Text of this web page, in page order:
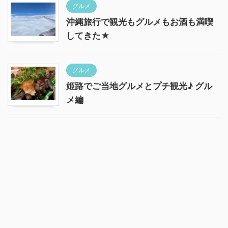
グルメ
沖縄旅行で観光もグルメもお酒も満喫
してきた★
グルメ
姫路でご当地グルメとプチ観光♪ グル
メ編